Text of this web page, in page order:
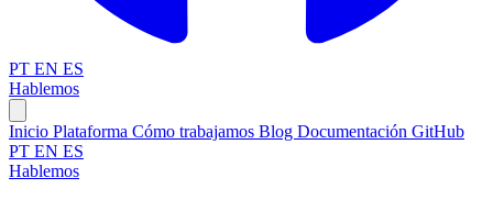
PT EN ES
Hablemos
Inicio Plataforma Cómo trabajamos Blog Documentación GitHub
PT EN ES
Hablemos